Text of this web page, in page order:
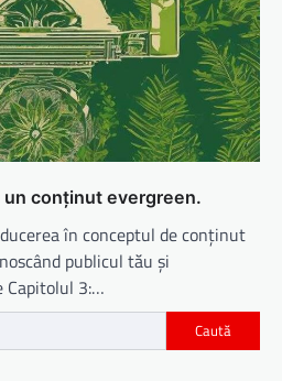
conținut evergreen.
în conceptul de conținut
publicul tău și
Capitolul 3:…
Caută